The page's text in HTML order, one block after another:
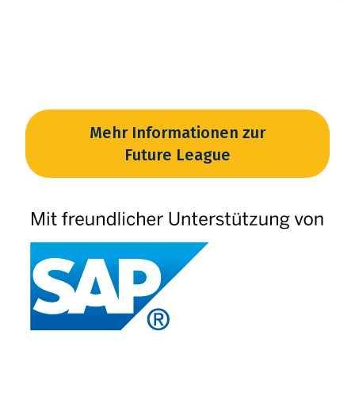
Mehr Informationen zur
Future League